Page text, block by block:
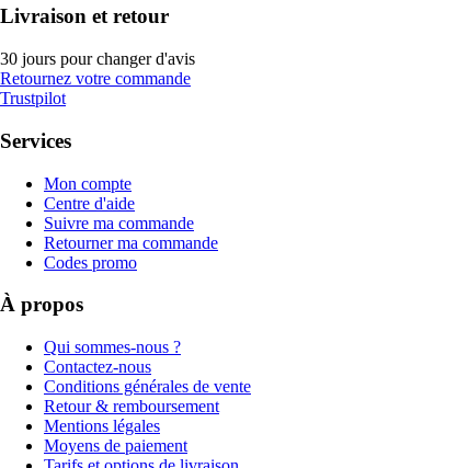
Livraison et retour
30 jours pour changer d'avis
Retournez votre commande
Trustpilot
Services
Mon compte
Centre d'aide
Suivre ma commande
Retourner ma commande
Codes promo
À propos
Qui sommes-nous ?
Contactez-nous
Conditions générales de vente
Retour & remboursement
Mentions légales
Moyens de paiement